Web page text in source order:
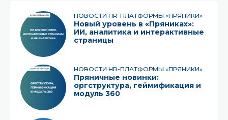
НОВОСТИ HR-ПЛАТФОРМЫ «ПРЯНИКИ»
Новый уровень в «Пряниках»:
ИИ, аналитика и интерактивные
страницы
НОВОСТИ HR-ПЛАТФОРМЫ «ПРЯНИКИ»
Пряничные новинки:
оргструктура, геймификация и
модуль 360